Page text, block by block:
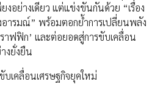
อย่างเดียว แต่แข่งขันกันด้วย “เรื่อง
ารมณ์” พร้อมตอกย้ำการเปลี่ยนพลัง
าฟฟิก’ และต่อยอดสู่การขับเคลื่อน
งยั่งยืน
เคลื่อนเศรษฐกิจยุคใหม่